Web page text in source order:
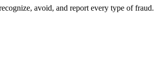
avoid, and report every type of fraud.